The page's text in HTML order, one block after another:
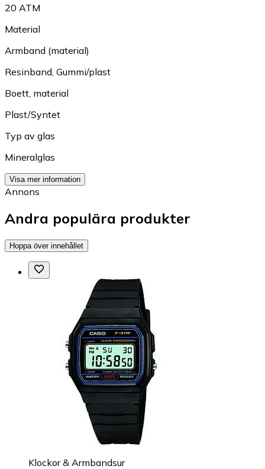
20 ATM
Material
Armband (material)
Resinband Gummi/plast
Boett, material
Plast/Syntet
Typ av glas
Mineralglas
Visa mer information
Annons
Andra populära produkter
Hoppa över innehållet
Klockor & Armbandsur